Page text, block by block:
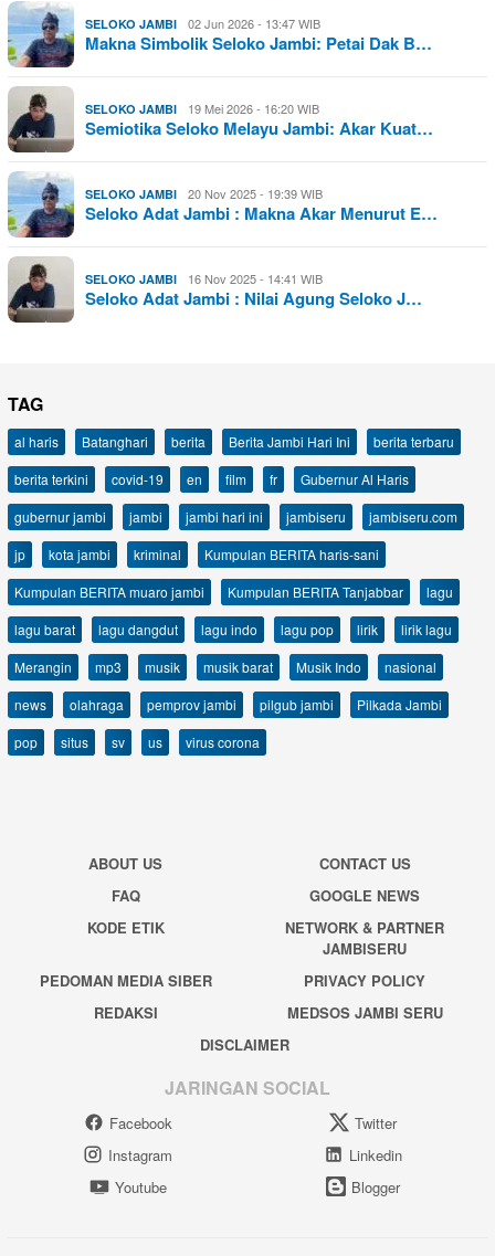
SELOKO JAMBI 02 Jun 2026 - 13:47 WIB
Makna Simbolik Seloko Jambi: Petai Dak B…
SELOKO JAMBI 19 Mei 2026 - 16:20 WIB
Semiotika Seloko Melayu Jambi: Akar Kuat…
SELOKO JAMBI 20 Nov 2025 - 19:39 WIB
Seloko Adat Jambi : Makna Akar Menurut E…
SELOKO JAMBI 16 Nov 2025 - 14:41 WIB
Seloko Adat Jambi : Nilai Agung Seloko J…
TAG
al haris Batanghari berita Berita Jambi Hari Ini
berita terbaru
berita terkini
covid-19 en film fr
Gubernur Al Haris
gubernur jambi
jambi jambi hari ini jambiseru
jambiseru.com
jp
kota jambi kriminal
Kumpulan BERITA haris-sani
Kumpulan BERITA muaro jambi
Kumpulan BERITA Tanjabbar
lagu
lagu barat
lagu dangdut lagu indo lagu pop lirik
lirik lagu
Merangin
mp3 musik musik barat Musik Indo
nasional
news
olahraga pemprov jambi pilgub jambi
Pilkada Jambi
pop
situs sv us virus corona
ABOUT US
CONTACT US
FAQ
GOOGLE NEWS
KODE ETIK
NETWORK & PARTNER
JAMBISERU
PEDOMAN MEDIA SIBER
PRIVACY POLICY
REDAKSI
MEDSOS JAMBI SERU
DISCLAIMER
JARINGAN SOCIAL
Facebook
Twitter
Instagram
Linkedin
Youtube
Blogger